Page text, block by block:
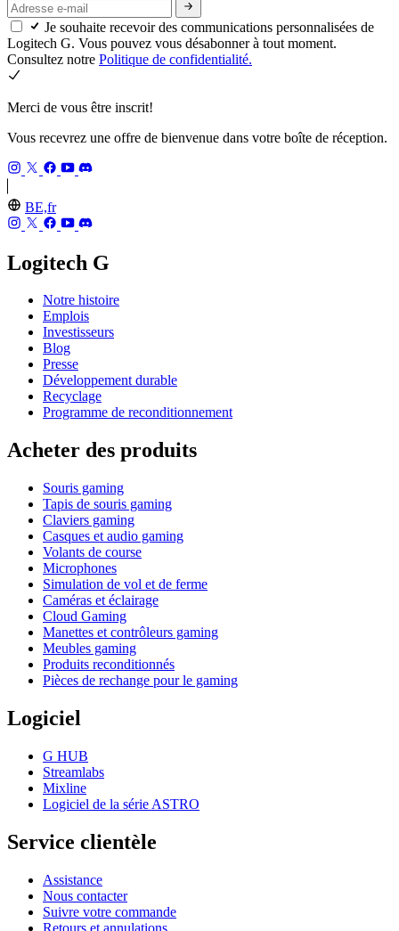
Je souhaite recevoir des communications personnalisées de
Logitech G. Vous pouvez vous désabonner à tout moment.
Consultez notre Politique de confidentialité.
Merci de vous être inscrit!
Vous recevrez une offre de bienvenue dans votre boîte de réception.
BE,fr
Logitech G
Notre histoire
Emplois
Investisseurs
Blog
Presse
Développement durable
Recyclage
Programme de reconditionnement
Acheter des produits
Souris gaming
Tapis de souris gaming
Claviers gaming
Casques et audio gaming
Volants de course
Microphones
Simulation de vol et de ferme
Caméras et éclairage
Cloud Gaming
Manettes et contrôleurs gaming
Meubles gaming
Produits reconditionnés
Pièces de rechange pour le gaming
Logiciel
G HUB
Streamlabs
Mixline
Logiciel de la série ASTRO
Service clientèle
Assistance
Nous contacter
Suivre votre commande
Retours et annulations